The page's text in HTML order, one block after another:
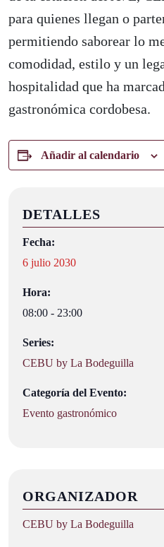
para quienes llegan o
permitiendo saborear lo
comodidad, estilo y un
hospitalidad que ha
gastronómica cordobesa.
Añadir al calendario
DETALLES
Fecha:
6 julio 2030
Hora:
08:00 - 23:00
Series:
CEBU by La Bodeguilla
Categoría del Evento:
Evento gastronómico
ORGANIZADOR
CEBU by La Bodeguilla